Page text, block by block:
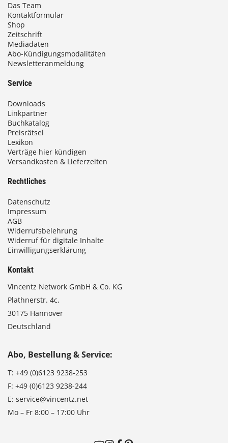
Das Team
Kontaktformular
Shop
Zeitschrift
Mediadaten
Abo-Kündigungsmodalitäten
Newsletteranmeldung
Service
Downloads
Linkpartner
Buchkatalog
Preisrätsel
Lexikon
Verträge hier kündigen
Versandkosten & Lieferzeiten
Rechtliches
Datenschutz
Impressum
AGB
Widerrufsbelehrung
Widerruf für digitale Inhalte
Einwilligungserklärung
Kontakt
Vincentz Network GmbH & Co. KG
Plathnerstr. 4c,
30175 Hannover
Deutschland
Abo, Bestellung & Service:
T: +49 (0)6123 9238-253
F: +49 (0)6123 9238-244
E: service@vincentz.net
Mo – Fr 8:00 – 17:00 Uhr